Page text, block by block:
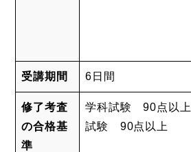
受講期間 6日間
修了考査
の合格基
準
学科試験 90点以
試験 90点以上